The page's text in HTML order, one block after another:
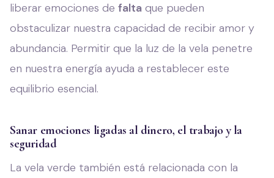
liberar emociones de falta que pueden
obstaculizar nuestra capacidad de recibir amor y
abundancia. Permitir que la luz de la vela penetre
en nuestra energía ayuda a restablecer este
equilibrio esencial.
Sanar emociones ligadas al dinero, el trabajo y la
seguridad
La vela verde también está relacionada con la